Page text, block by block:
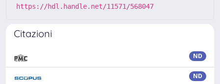
https://hdl.handle.net/11571/568047
Citazioni
ND
ND